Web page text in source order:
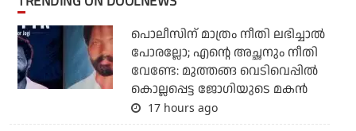
പൊലീസിന് മാത്രം നീതി ലഭിച്ചാല്‍
പോരല്ലോ; എന്റെ അച്ഛനും നീതി
വേണ്ടേ: മുത്തങ്ങ വെടിവെപ്പില്‍
കൊല്ലപ്പെട്ട ജോഗിയുടെ മകന്‍
17 hours ago